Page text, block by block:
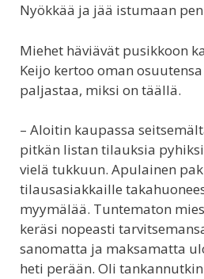
Nyökkää ja jää istumaan
Miehet häviävät pusikkoon
Keijo kertoo oman
paljastaa, miksi on täällä.
– Aloitin kaupassa
pitkän listan tilauksia
vielä tukkuun. Apulainen
tilausasiakkaille
myymälää. Tuntematon
keräsi nopeasti
sanomatta ja maksamatta
heti perään. Oli